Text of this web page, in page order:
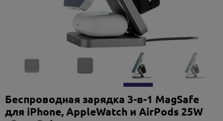
Беспроводная зарядка 3-в-1 MagSafe
для iPhone, AppleWatch и AirPods 25W